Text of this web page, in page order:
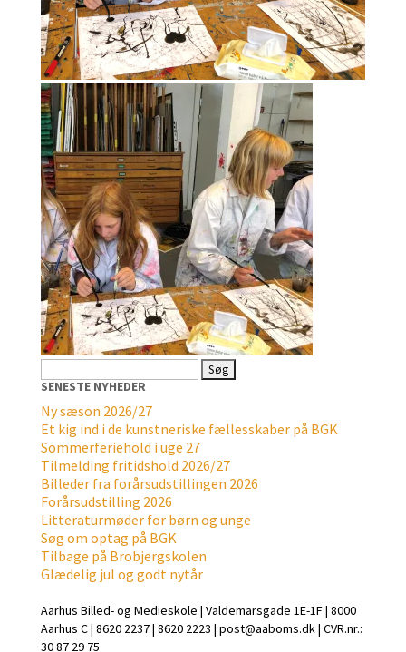
efter:
SENESTE NYHEDER
Ny sæson 2026/27
Et kig ind i de kunstneriske fællesskaber på BGK
Sommerferiehold i uge 27
Tilmelding fritidshold 2026/27
Billeder fra forårsudstillingen 2026
Forårsudstilling 2026
Litteraturmøder for børn og unge
Søg om optag på BGK
Tilbage på Brobjergskolen
Glædelig jul og godt nytår
Aarhus Billed- og Medieskole | Valdemarsgade 1E-1F | 8000
Aarhus C | 8620 2237 | 8620 2223 | post@aaboms.dk | CVR.nr.:
30 87 29 75